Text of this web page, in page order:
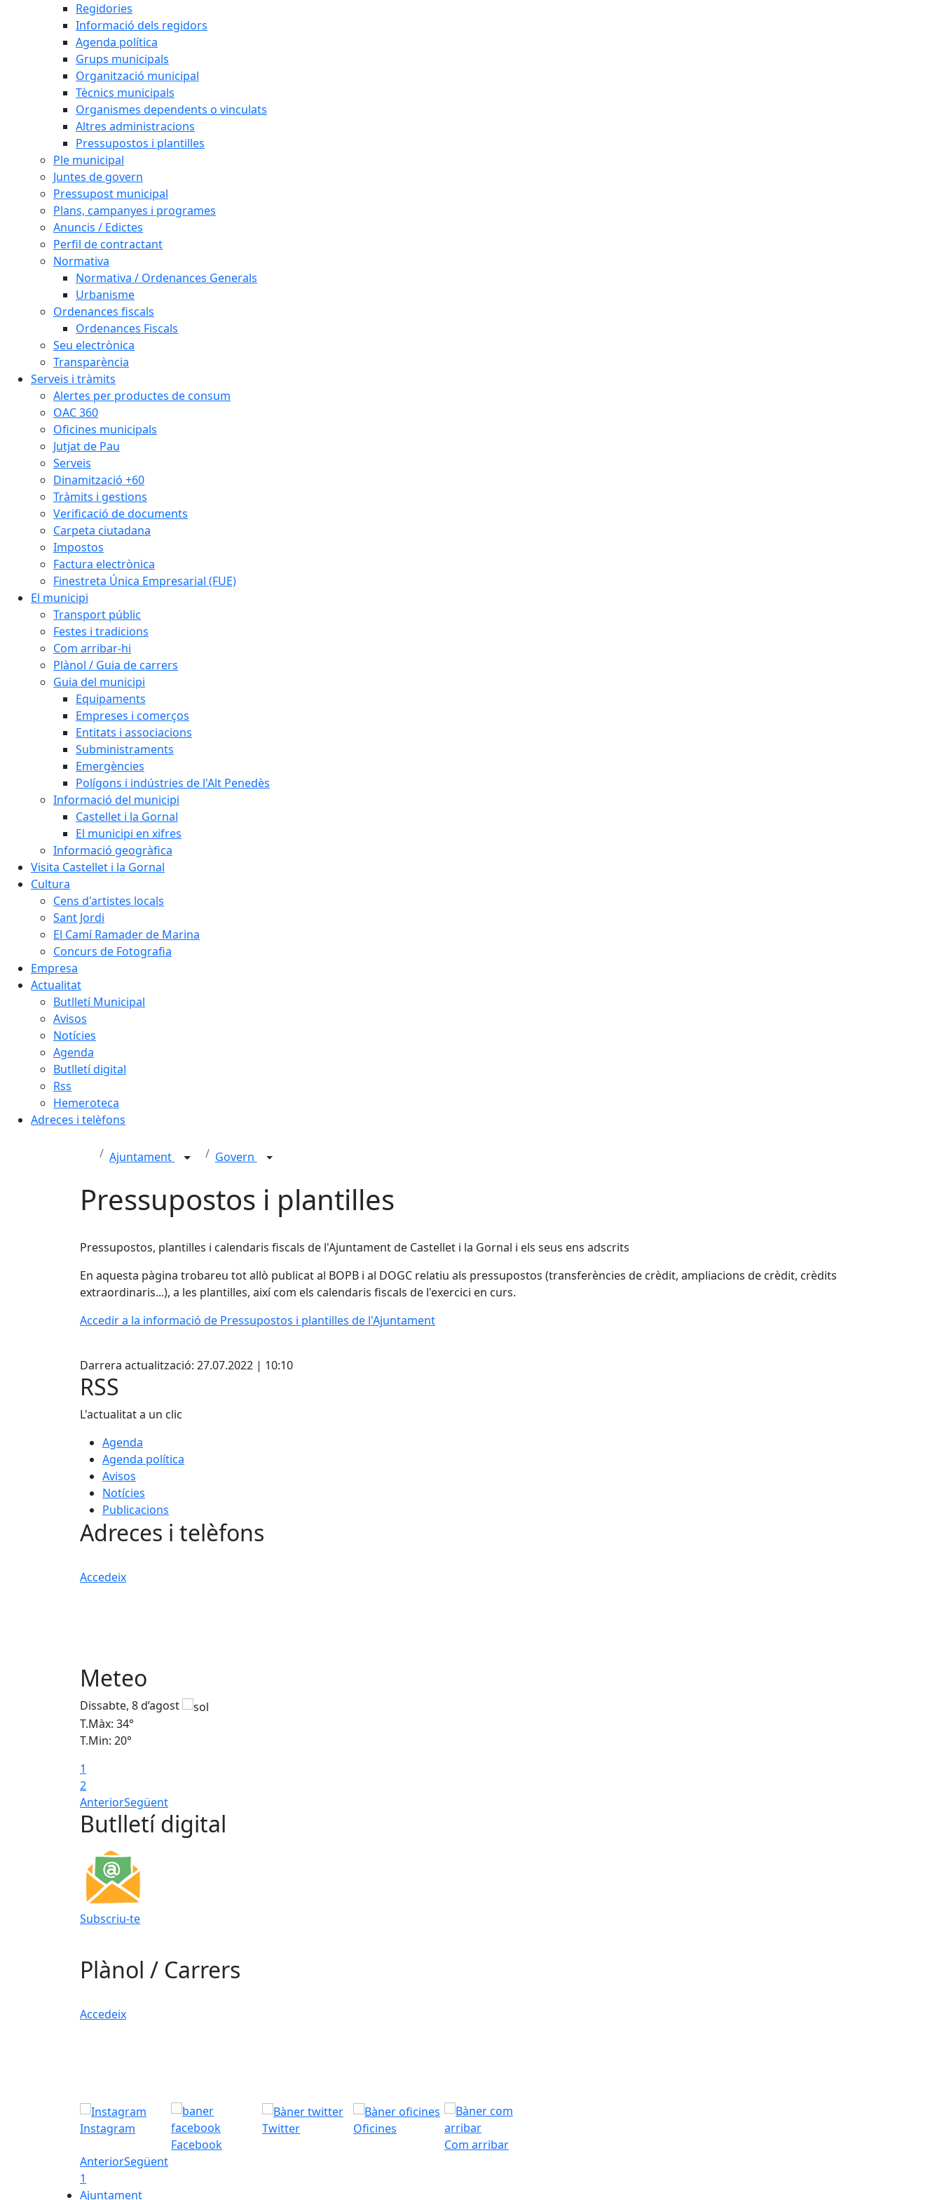
Regidories
Informació dels regidors
Agenda política
Grups municipals
Organització municipal
Tècnics municipals
Organismes dependents o vinculats
Altres administracions
Pressupostos i plantilles
Ple municipal
Juntes de govern
Pressupost municipal
Plans, campanyes i programes
Anuncis / Edictes
Perfil de contractant
Normativa
Normativa / Ordenances Generals
Urbanisme
Ordenances fiscals
Ordenances Fiscals
Seu electrònica
Transparència
Serveis i tràmits
Alertes per productes de consum
OAC 360
Oficines municipals
Jutjat de Pau
Serveis
Dinamització +60
Tràmits i gestions
Verificació de documents
Carpeta ciutadana
Impostos
Factura electrònica
Finestreta Única Empresarial (FUE)
El municipi
Transport públic
Festes i tradicions
Com arribar-hi
Plànol / Guia de carrers
Guia del municipi
Equipaments
Empreses i comerços
Entitats i associacions
Subministraments
Emergències
Polígons i indústries de l'Alt Penedès
Informació del municipi
Castellet i la Gornal
El municipi en xifres
Informació geogràfica
Visita Castellet i la Gornal
Cultura
Cens d'artistes locals
Sant Jordi
El Camí Ramader de Marina
Concurs de Fotografia
Empresa
Actualitat
Butlletí Municipal
Avisos
Notícies
Agenda
Butlletí digital
Rss
Hemeroteca
Adreces i telèfons
Ajuntament Govern
Pressupostos i plantilles
Pressupostos, plantilles i calendaris fiscals de l'Ajuntament de Castellet i la Gornal i els seus ens adscrits
En aquesta pàgina trobareu tot allò publicat al BOPB i al DOGC relatiu als pressupostos (transferències de crèdit, ampliacions de crèdit, crèdits
extraordinaris...), a les plantilles, així com els calendaris fiscals de l'exercici en curs.
Accedir a la informació de Pressupostos i plantilles de l'Ajuntament
Darrera actualització: 27.07.2022 | 10:10
RSS
L'actualitat a un clic
Agenda
Agenda política
Avisos
Notícies
Publicacions
Adreces i telèfons
Accedeix
Meteo
Dissabte, 8 d’agost
T.Màx: 34°
T.Min: 20°
1
2
AnteriorSegüent
Butlletí digital
Subscriu-te
Plànol / Carrers
Accedeix
Instagram
Facebook
Twitter
Oficines
Com arribar
AnteriorSegüent
1
Ajuntament